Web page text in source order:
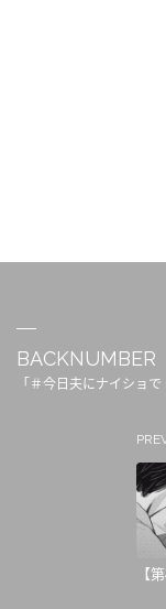
BACKNUMBER
「＃今日夫にナイショ
【